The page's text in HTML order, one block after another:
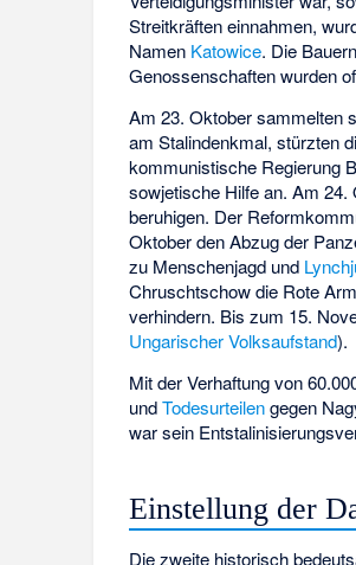
Streitkräften einnahmen,
Namen Katowice. Die
Genossenschaften wurden
Am 23. Oktober sammelten
am Stalindenkmal, stürzten
kommunistische Regierung
sowjetische Hilfe an. Am
beruhigen. Der
Oktober den Abzug der
zu Menschenjagd und
Chruschtschow die Rote
verhindern. Bis zum 15.
Ungarischer Volksaufstand).
Mit der Verhaftung von
undTodesurteilengegen
war sein
Einstellung der
Die zweite historisch